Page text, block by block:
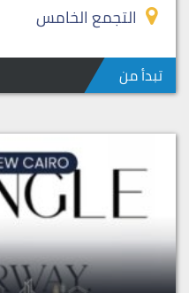
التجمع الخامس
تبدأ من